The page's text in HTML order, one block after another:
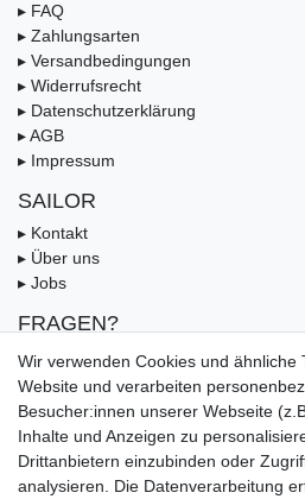
▸ FAQ
▸ Zahlungsarten
▸ Versandbedingungen
▸ Widerrufsrecht
▸ Datenschutzerklärung
▸ AGB
▸ Impressum
SAILOR
▸ Kontakt
▸ Über uns
▸ Jobs
FRAGEN?
▸ FAQ
▸ Zahlungsarten
▸ Versandbedingungen
▸ Gutschein
UNSERE
Wir verwenden Cookies und ähnliche
Website und verarbeiten
Besucher:innen unserer Webseite
Inhalte und Anzeigen zu
Drittanbietern einzubinden oder
analysieren. Die Datenverarbeitung